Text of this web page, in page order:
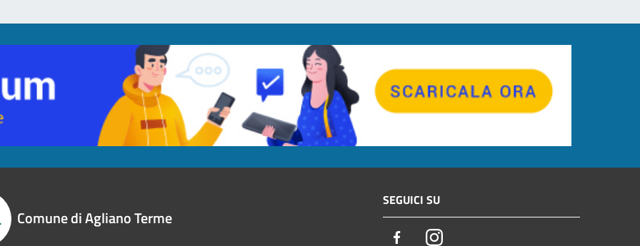
Comune di Agliano Terme
SEGUICI SU
FacebookInstagram